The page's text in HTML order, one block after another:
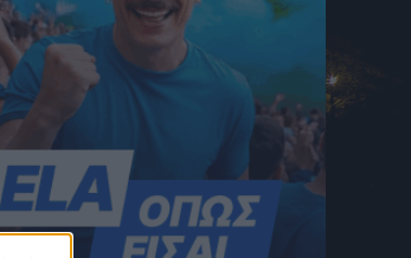
Ηλιόπουλου, Ριμπάλτα και
για όλα τα «καυτά» θέματα
2026 22:00
μεταγραφές: Ο Γηραιός
για τον Ντάμε Γκέιγ, συμφώνα
δημοσίευμα
2026 21:59
Λακωνίας: Καταγγέλλουν
πυροσβεστικού οχήματος 60